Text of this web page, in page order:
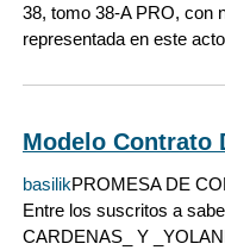
38, tomo 38-A PRO, con
representada en este
Modelo Contrato
basilikPROMESA DE
Entre los suscritos a
CARDENAS_ Y